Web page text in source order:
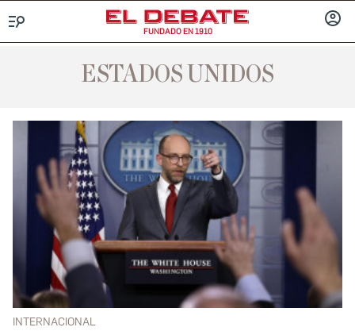
FUNDADO EN 1910
ESTADOS UNIDOS
INTERNACIONAL